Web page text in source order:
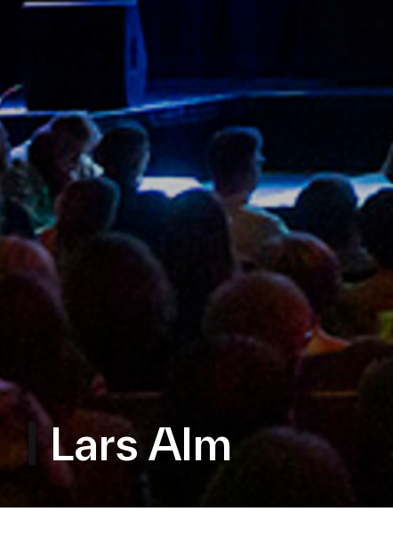
Lars Alm